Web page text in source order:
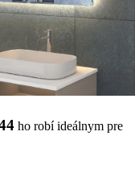
ho robí ideálnym pre